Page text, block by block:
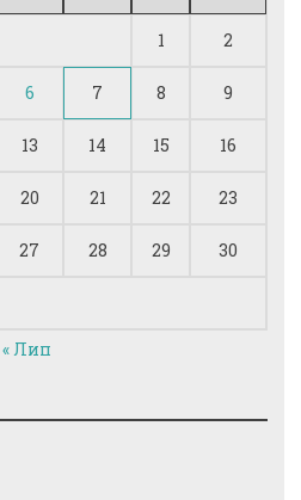
1 2
6 7 8 9
13 14 15 16
20 21 22 23
27 28 29 30
« Лип